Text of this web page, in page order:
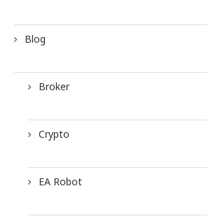
Blog
Broker
Crypto
EA Robot